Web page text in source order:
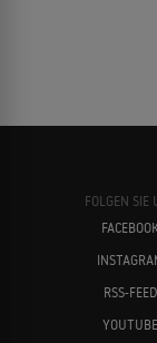
FOLGEN SIE
FACEBOOK
RSS-FEED
YOUTUBE